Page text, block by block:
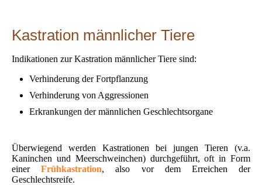
Kastration männlicher Tiere
Indikationen zur Kastration männlicher Tiere sind:
Verhinderung der Fortpflanzung
Verhinderung von Aggressionen
Erkrankungen der männlichen Geschlechtsorgane
Überwiegend werden Kastrationen bei jungen Tieren (v.a.
Kaninchen und Meerschweinchen) durchgeführt, oft in Form
einerFrühkastration, also vor dem Erreichen der
Geschlechtsreife.